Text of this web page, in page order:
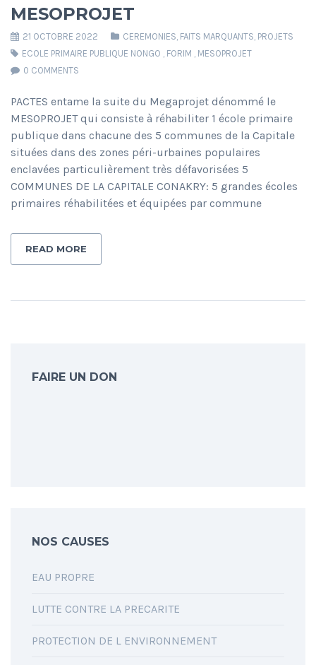
MESOPROJET
21 OCTOBRE 2022 CEREMONIES, FAITS MARQUANTS, PROJETS
ECOLE PRIMAIRE PUBLIQUE NONGO , FORIM , MESOPROJET
0 COMMENTS
PACTES entame la suite du Megaprojet dénommé le
MESOPROJET qui consiste à réhabiliter 1 école primaire
publique dans chacune des 5 communes de la Capitale
situées dans des zones péri-urbaines populaires
enclavées particulièrement très défavorisées 5
COMMUNES DE LA CAPITALE CONAKRY: 5 grandes écoles
primaires réhabilitées et équipées par commune
READ MORE
FAIRE UN DON
NOS CAUSES
EAU PROPRE
LUTTE CONTRE LA PRECARITE
PROTECTION DE L ENVIRONNEMENT